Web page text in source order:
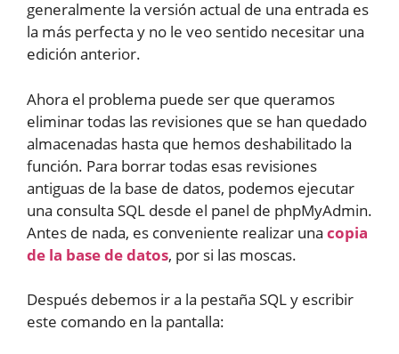
generalmente la versión actual de una entrada es
la más perfecta y no le veo sentido necesitar una
edición anterior.
Ahora el problema puede ser que queramos
eliminar todas las revisiones que se han quedado
almacenadas hasta que hemos deshabilitado la
función. Para borrar todas esas revisiones
antiguas de la base de datos, podemos ejecutar
una consulta SQL desde el panel de phpMyAdmin.
Antes de nada, es conveniente realizar una copia
de la base de datos, por si las moscas.
Después debemos ir a la pestaña SQL y escribir
este comando en la pantalla: